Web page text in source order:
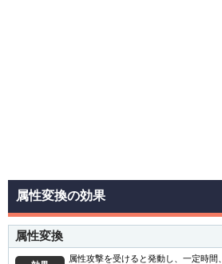
属性変換の効果
属性変換
属性攻撃を受けると発動し、一定時間